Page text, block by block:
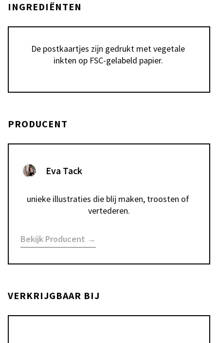
INGREDIËNTEN
De postkaartjes zijn gedrukt met vegetale
inkten op FSC-gelabeld papier.
PRODUCENT
Eva Tack
unieke illustraties die blij maken, troosten of
vertederen.
Bekijk Producent →
VERKRIJGBAAR BIJ